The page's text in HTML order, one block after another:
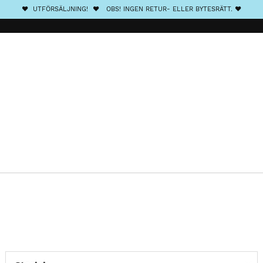
❤️ UTFÖRSÄLJNING! ❤️ OBS! INGEN RETUR- ELLER BYTESRÄTT. ❤️